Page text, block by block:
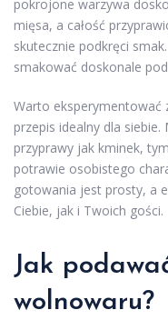
pokrojone warzywa
mięsa, a całość
skutecznie podkręci
smakować doskonale
Warto eksperymentować
przepis idealny dla
przyprawy jak kminek,
potrawie osobistego
gotowania jest prosty, a
Ciebie, jak i Twoich gości.
Jak
wolnowaru?